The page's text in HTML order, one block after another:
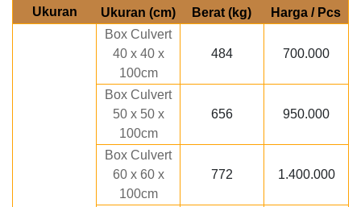
Ukuran
Ukuran (cm)
Berat (kg)
Harga / Pcs
Box Culvert
40 x 40 x
100cm
484 700.000
Box Culvert
50 x 50 x
100cm
656 950.000
Box Culvert
60 x 60 x
100cm
772 1.400.000